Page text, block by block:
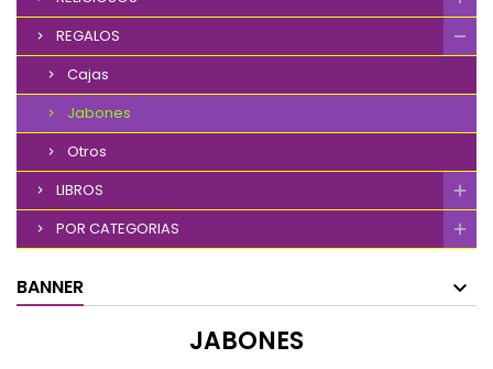
REGALOS
Cajas
Jabones
Otros
LIBROS
POR CATEGORIAS
BANNER
JABONES